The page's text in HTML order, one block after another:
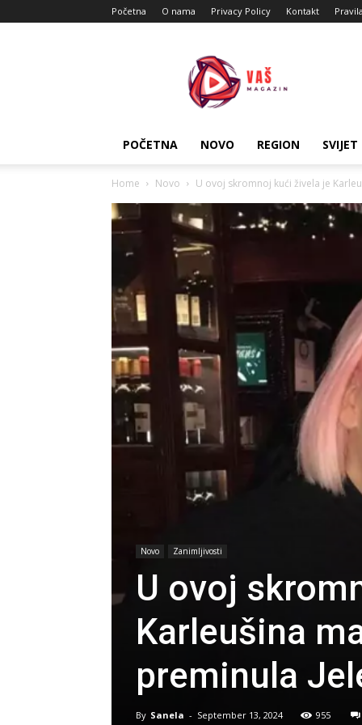
Početna O nama Privacy Policy Kontakt
Magazin
POČETNA NOVO REGION SVIJET
Home Novo U ovoj skromnoj kući živela je
Novo Zanimljivosti
U ovoj
Karleušina
preminula
By Sanela - September 13, 2024 955